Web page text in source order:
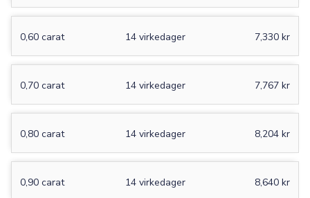
0,60 carat 7,330 kr
14 virkedager
0,70 carat 7,767 kr
14 virkedager
0,80 carat 8,204 kr
14 virkedager
0,90 carat 8,640 kr
14 virkedager